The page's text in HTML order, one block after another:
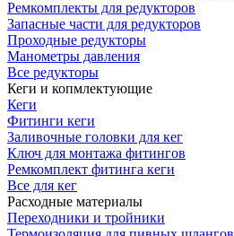
Ремкомплекты для редукторов
Запасные части для редукторов
Проходные редукторы
Манометры давления
Все редукторы
Кеги и копмлектующие
Кеги
Фитинги кеги
Заливочные головки для кег
Ключ для монтажа фитингов
Ремкомплект фитинга кеги
Все для кег
Расходные материалы
Переходники и тройники